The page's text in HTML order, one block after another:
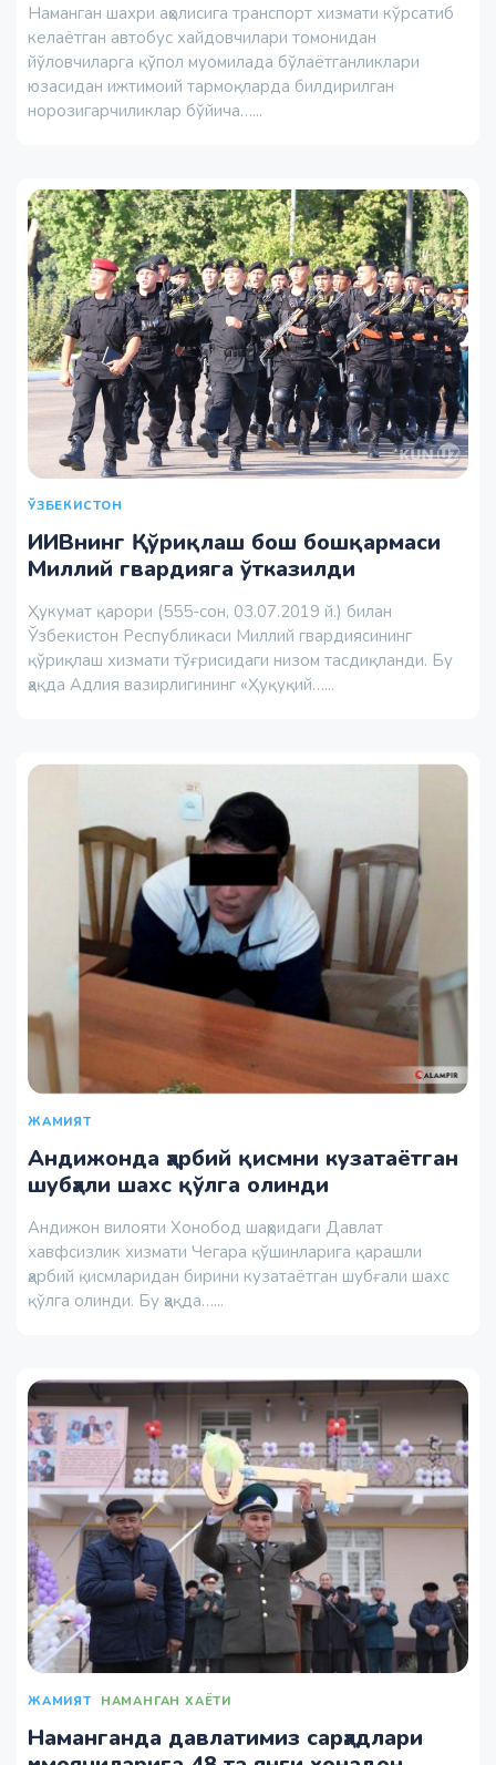
Наманган шахри аҳолисига транспорт хизмати кўрсатиб
келаётган автобус хайдовчилари томонидан
йўловчиларга қўпол муомилада бўлаётганликлари
юзасидан ижтимоий тармоқларда билдирилган
норозигарчиликлар бўйича…...
ЎЗБЕКИСТОН
ИИВнинг Қўриқлаш бош бошқармаси
Миллий гвардияга ўтказилди
Ҳукумат қарори (555-сон, 03.07.2019 й.) билан
Ўзбекистон Республикаси Миллий гвардиясининг
қўриқлаш хизмати тўғрисидаги низом тасдиқланди. Бу
ҳақда Адлия вазирлигининг «Ҳуқуқий…...
ЖАМИЯТ
Андижонда ҳарбий қисмни кузатаётган
шубҳали шахс қўлга олинди
Андижон вилояти Хонобод шаҳридаги Давлат
хавфсизлик хизмати Чегара қўшинларига қарашли
ҳарбий қисмларидан бирини кузатаётган шубғали шахс
қўлга олинди. Бу ҳақда…...
ЖАМИЯТ НАМАНГАН ХАЁТИ
Наманганда давлатимиз сарҳадлари